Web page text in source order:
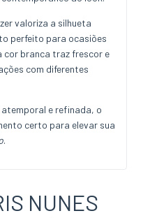
valoriza a silhueta
perfeito para ocasiões
cor branca traz frescor e
com diferentes
atemporal e refinada, o
certo para elevar sua
.
NUNES